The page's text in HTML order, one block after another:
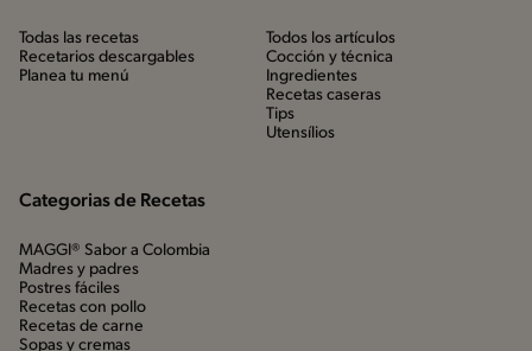
Todas las recetas
Recetarios descargables
Planea tu menú
Todos los artículos
Cocción y técnica
Ingredientes
Recetas caseras
Tips
Utensílios
Categorias de Recetas
MAGGI® Sabor a Colombia
Madres y padres
Postres fáciles
Recetas con pollo
Recetas de carne
Sopas y cremas